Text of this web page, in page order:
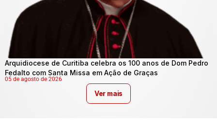
Arquidiocese de Curitiba celebra os 100 anos de Dom Pedro
Fedalto com Santa Missa em Ação de Graças
05 de agosto de 2026
Ver mais